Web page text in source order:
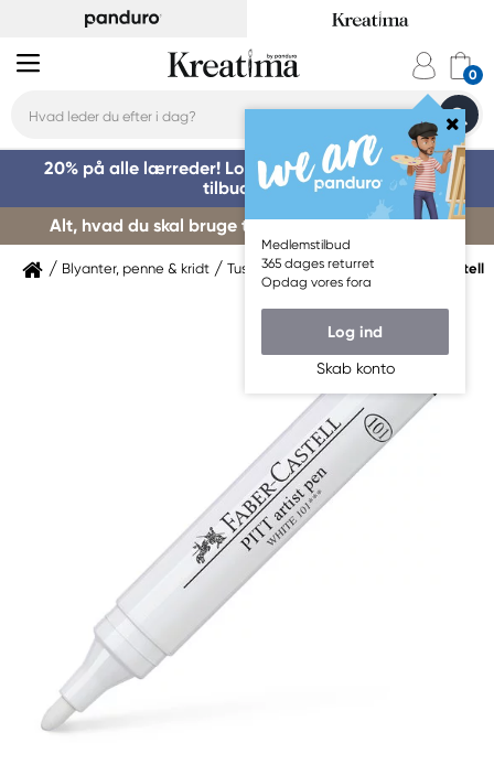
Medlemstilbud
365 dages returret
Opdag vores fora
Log ind
Skab konto
20% på alle lærreder! Log på for at benytte dig af
tilbuddet »
Alt, hvad du skal bruge til kursusstart – køb her »
Blyanter, penne & kridt Tuschpenne & markers Faber-Castell